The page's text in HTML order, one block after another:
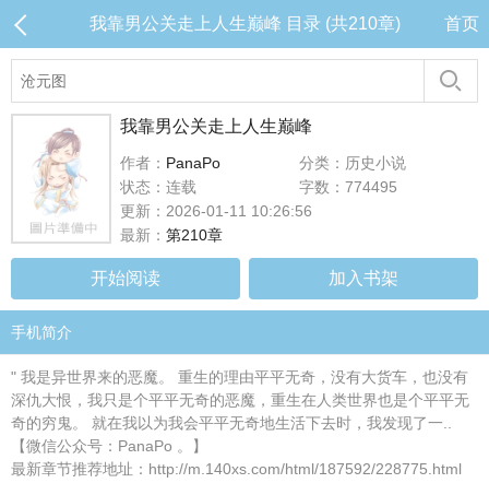
我靠男公关走上人生巅峰 目录 (共210章) 首页
我靠男公关走上人生巅峰
作者： PanaPo
分类：历史小说
状态：连载
字数：774495
更新：2026-01-11 10:26:56
最新： 第210章
开始阅读 加入书架
手机简介
" 我是异世界来的恶魔。 重生的理由平平无奇，没有大货车，也没有
深仇大恨，我只是个平平无奇的恶魔，重生在人类世界也是个平平无
奇的穷鬼。 就在我以为我会平平无奇地生活下去时，我发现了一..
【微信公众号：PanaPo 。】
最新章节推荐地址：http://m.140xs.com/html/187592/228775.html